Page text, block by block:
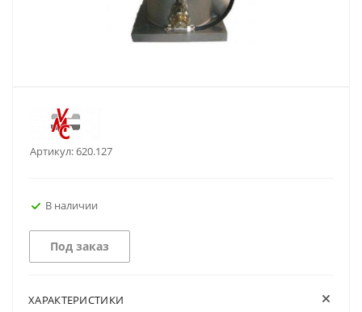
Артикул:620.127
В наличии
Под заказ
ХАРАКТЕРИСТИКИ